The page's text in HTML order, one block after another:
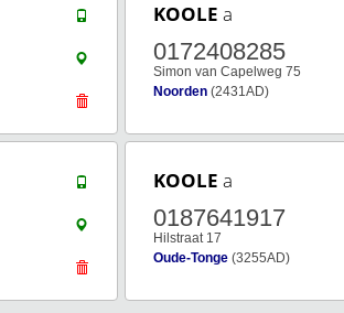
KOOLE a
0172408285
Simon van Capelweg 75
Noorden (2431AD)
KOOLE a
0187641917
Hilstraat 17
Oude-Tonge (3255AD)